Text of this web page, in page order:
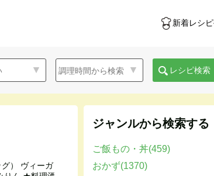
新着レシピ
レシピ検索
ジャンルから検索する
ご飯もの・丼(459)
おかず(1370)